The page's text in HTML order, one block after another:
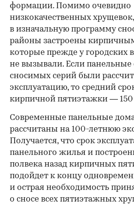
формации. Помимо очевидно
низкокачественных
в изначальную программу
районы застроены
которые прежде у городских
не вызывали. Если панельные
сносимых серий были
эксплуатацию, то средний
кирпичной пятиэтажки — 150
Современные панельные
рассчитаны на 100-летнюю
Получается, что срок
панельного жилья и
полвека назад кирпичных
подойдет к концу
и острая необходимость
о сносе всех пятиэтажных